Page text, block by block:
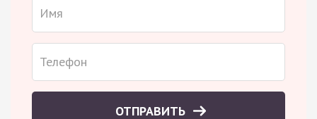
ОТПРАВИТЬ